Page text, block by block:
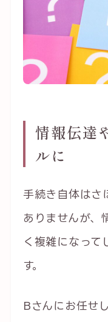
情報伝達
ルに
手続き自体はさ
ありませんが、
く複雑になって
す。
Bさんにお任せ